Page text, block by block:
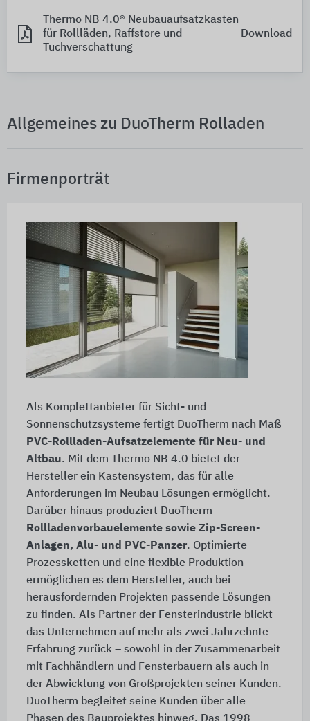
Thermo NB 4.0® Neubauaufsatzkasten
für Rollläden, Raffstore und
Tuchverschattung
Download
Allgemeines zu DuoTherm Rolladen
Firmenporträt
Als Komplettanbieter für Sicht- und
Sonnenschutzsysteme fertigt DuoTherm nach Maß
PVC-Rollladen-Aufsatzelemente für Neu- und
Altbau. Mit dem Thermo NB 4.0 bietet der
Hersteller ein Kastensystem, das für alle
Anforderungen im Neubau Lösungen ermöglicht.
Darüber hinaus produziert DuoTherm
Rollladenvorbauelemente sowie Zip-Screen-
Anlagen, Alu- und PVC-Panzer. Optimierte
Prozessketten und eine flexible Produktion
ermöglichen es dem Hersteller, auch bei
herausfordernden Projekten passende Lösungen
zu finden. Als Partner der Fensterindustrie blickt
das Unternehmen auf mehr als zwei Jahrzehnte
Erfahrung zurück – sowohl in der Zusammenarbeit
mit Fachhändlern und Fensterbauern als auch in
der Abwicklung von Großprojekten seiner Kunden.
DuoTherm begleitet seine Kunden über alle